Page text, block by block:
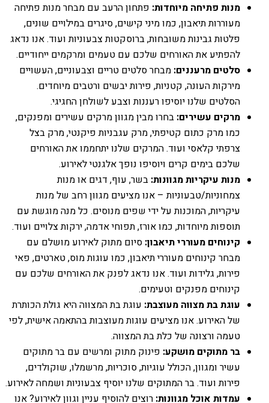
מנות פתיחה מיוחדות: פתחון הרעב עם מבחר מנות פתיחה
מעוררות תיאבון, כמו מיני קישים, סיגרים במילויים שונים,
פלטות גבינות משובחות, ברוסקטות צבעוניות ועוד. אנו נדאג
להפתיע את האורחים שלכם עם טעמים ומרקמים ייחודיים.
סלטים מרעננים: מבחר סלטים טריים וצבעוניים, העשויים
מירקות העונה, קטניות, פירות יבשים ורטבים מיוחדים.
הסלטים שלנו יוסיפו רעננות וצבע לשולחן החגיגי.
מרקים עשירים: בחרו מבין מגוון מרקים עשירים ומפנקים,
כמו מרק כתום קטיפתי, מרק עגבניות פיקנטי, מרק בצל
צרפתי קלאסי ועוד. המרקים שלנו יתחממו את האורחים
שלכם בימים קרים ויוסיפו נופך אלגנטי לאירוע.
מנות עיקריות מגוונות: בשר, עוף, דגים או מנות
צמחוניות/טבעוניות – אנו מציעים מגוון רחב של מנות
עיקריות, המוכנות על ידי שפים מנוסים. כל מנה מוגשת עם
תוספות מיוחדות, כמו אורז, תפוחי אדמה, ירקות צלויים ועוד.
קינוחים מעוררי תיאבון: סיום מתוק לאירוע מושלם עם
מבחר קינוחים מעוררי תיאבון, כמו עוגות מוס, טארטים, פאי
פירות, גלידות ועוד. אנו נדאג לפנק את האורחים שלכם עם
קינוחים מפנקים וטעימים.
עוגת בת מצווה מעוצבת: עוגת בת המצווה היא גולת הכותרת
של האירוע. אנו מציעים עוגות מעוצבות בהתאמה אישית, לפי
טעמה ורצונה של כלת בת המצווה.
בר מתוקים מושקע: פינוק מתוק ומרשים עם בר מתוקים
עשיר ומגוון, הכולל עוגיות, סוכריות, מרשמלו, שוקולדים,
פירות ועוד. בר המתוקים שלנו יוסיף צבעוניות ושמחה לאירוע.
עמדות אוכל מגוונות: רוצים להוסיף עניין וגוון לאירוע? אנו